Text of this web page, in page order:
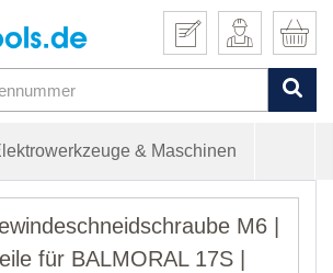
& Maschinen
M6 |
für BALMORAL 17S |